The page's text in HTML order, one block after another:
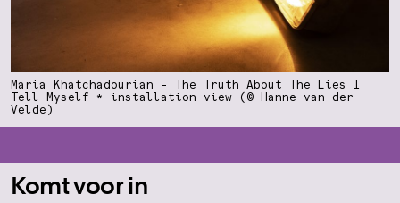
Maria Khatchadourian - The Truth About The Lies I
Tell Myself * installation view (© Hanne van der
Velde)
Komt voor in